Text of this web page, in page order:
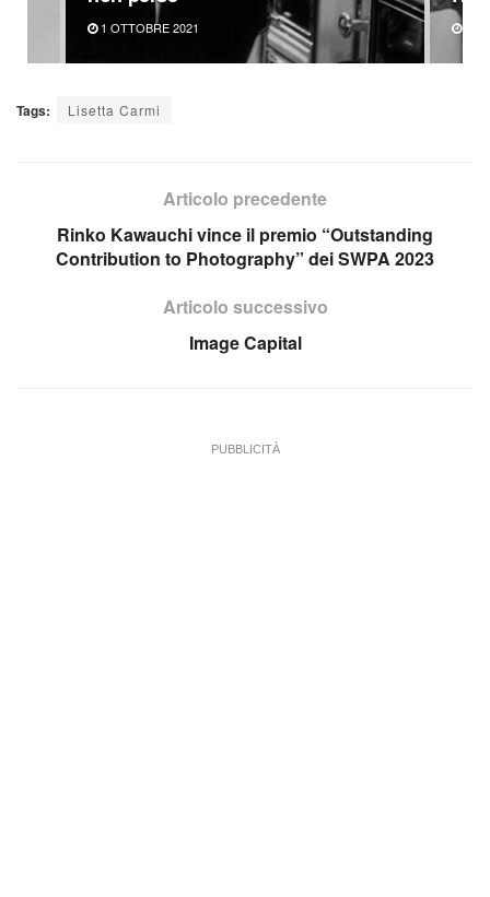
1 OTTOBRE 2021 25
Tags: Lisetta Carmi
Articolo precedente
Rinko Kawauchi vince il premio “Outstanding
Contribution to Photography” dei SWPA 2023
Articolo successivo
Image Capital
PUBBLICITÀ